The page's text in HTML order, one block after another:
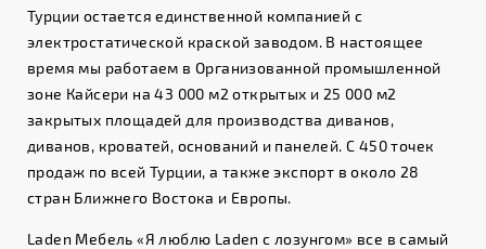
Турции остается единственной компанией с
электростатической краской заводом. В настоящее
время мы работаем в Организованной промышленной
зоне Кайсери на 43 000 м2 открытых и 25 000 м2
закрытых площадей для производства диванов,
диванов, кроватей, оснований и панелей. С 450 точек
продаж по всей Турции, а также экспорт в около 28
стран Ближнего Востока и Европы.
Laden Мебель «Я люблю Laden с лозунгом» все в самый